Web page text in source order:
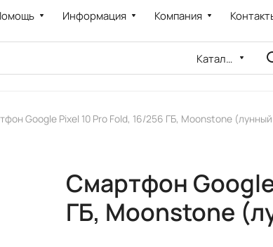
Информация Компания
Каталог
Google Pixel 10 Pro Fold, 16/256 ГБ, Moonstone
Смартфон
ГБ, Moonstone